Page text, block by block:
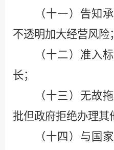
（十一）告知
不透明加大经营风险；
（十二）准入
长；
（十三）无故
批但政府拒绝办理其
（十四 ）与国